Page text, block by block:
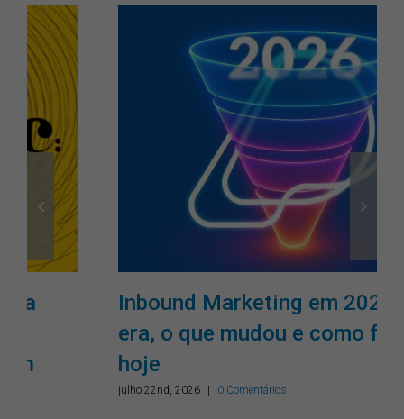
Inbound Marketing em 2026: como
era, o que mudou e como funciona
hoje
0 Comentários